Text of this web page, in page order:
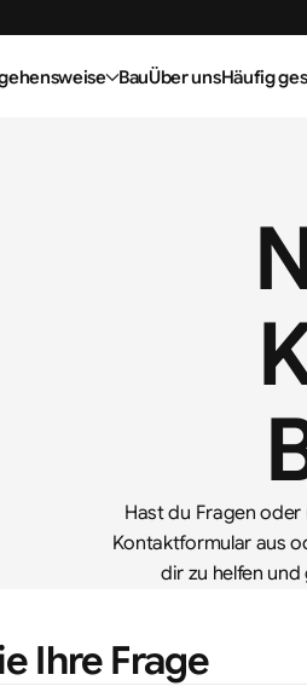
Hast du Fragen
Kontaktformular aus
dir zu helfen
Ihre Frage
BauÜber unsHäufig